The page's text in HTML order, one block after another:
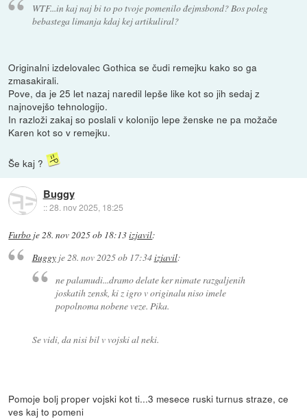
WTF...in kaj naj bi to po tvoje pomenilo đejmsbond? Bos poleg
bebastega limanja kdaj kej artikuliral?
Originalni izdelovalec Gothica se čudi remejku kako so ga
zmasakirali.
Pove, da je 25 let nazaj naredil lepše like kot so jih sedaj z
najnovejšo tehnologijo.
In razloži zakaj so poslali v kolonijo lepe ženske ne pa možače
Karen kot so v remejku.
Še kaj ?
Buggy
::28. nov 2025, 18:25
Furbo je28. nov 2025 ob 18:13izjavil:
Buggyje28. nov 2025 ob 17:34izjavil:
ne palamudi...dramo delate ker nimate razgaljenih
joskatih zensk, ki z igro v originalu niso imele
popolnoma nobene veze. Pika.
Se vidi, da nisi bil v vojski al neki.
Pomoje bolj proper vojski kot ti...3 mesece ruski turnus straze, ce
ves kaj to pomeni